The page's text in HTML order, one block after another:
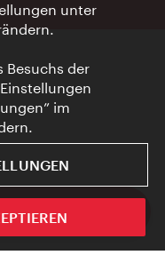
City Guide App
unter
Besuchs der
im